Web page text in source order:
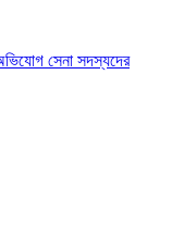
সেনা সদস্যদের